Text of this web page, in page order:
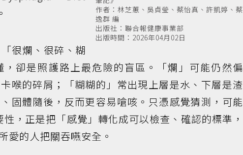
作者：林芝蕙、吳貞瑩、蔡怡真、許凱婷、蔡
逸群 編
出版社：聯合報健康事業部
出版時間：2026年04月02日
很爛、很碎、糊
卻是照護路上最危險的盲區。「爛」可能仍然偏
喉的碎屑；「糊糊的」常出現上層是水、下層是渣
固體隨後，反而更容易嗆咳。只憑感覺猜測，可能
，正是把「感覺」轉化成可以檢查、確認的標準，
愛的人把關吞嚥安全。